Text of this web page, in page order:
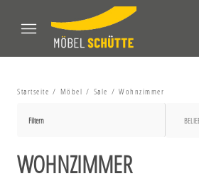
Startseite Möbel Sale Wohnzimmer
Filtern
WOHNZIMMER